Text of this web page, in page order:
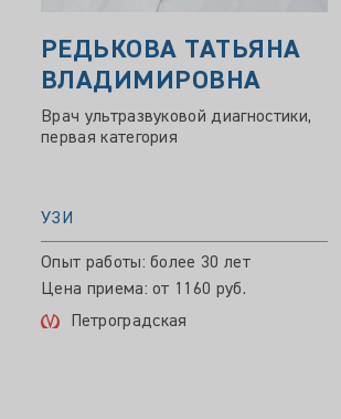
РЕДЬКОВА ТАТЬЯНА
ВЛАДИМИРОВНА
Врач ультразвуковой диагностики,
первая категория
УЗИ
Опыт работы: более 30 лет
Цена приема: от 1160 руб.
Петроградская